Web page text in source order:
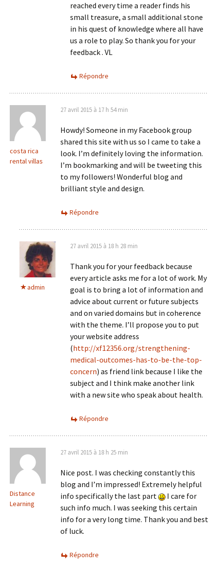
reached every time a reader finds his
small treasure, a small additional stone
in his quest of knowledge where all have
us a role to play. So thank you for your
feedback . VL
Répondre
costa rica
rental villas
27 avril 2015 à 17 h 54 min
Howdy! Someone in my Facebook group
shared this site with us so I came to take a
look. I’m definitely loving the information.
I’m bookmarking and will be tweeting this
to my followers! Wonderful blog and
brilliant style and design.
Répondre
admin
27 avril 2015 à 18 h 28 min
Thank you for your feedback because
every article asks me for a lot of work. My
goal is to bring a lot of information and
advice about current or future subjects
and on varied domains but in coherence
with the theme. I’ll propose you to put
your website address
(http://xf12356.org/strengthening-
medical-outcomes-has-to-be-the-top-
concern) as friend link because I like the
subject and I think make another link
with a new site who speak about health.
Répondre
Distance
Learning
27 avril 2015 à 18 h 25 min
Nice post. I was checking constantly this
blog and I’m impressed! Extremely helpful
info specifically the last part
I care for
such info much. I was seeking this certain
info for a very long time. Thank you and best
of luck.
Répondre